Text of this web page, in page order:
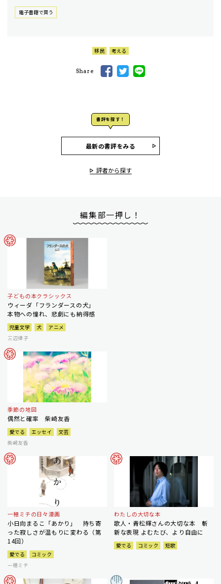
電⼦書籍で買う
移民 考える
Share
書評を探す！
最新の書評をみる
評者から探す
編集部一押し！
子どもの本クラシックス
ウィーダ「フランダースの犬」
本物への憧れ、悲劇にも納得感
児童文学 犬
アニメ
三辺律子
季節の地図
偶然と確率 柴崎友香
愛でる エッセイ
文芸
柴崎友香
一穂ミチの日々漫画
小日向まるこ「あかり」 持ち寄
った寂しさが温もりに変わる（第
14回）
愛でる
コミック
一穂ミチ
わたしの大切な本
歌人・青松輝さんの大切な本 斬
新な表現 よむたび、より自由に
愛でる コミック 短歌